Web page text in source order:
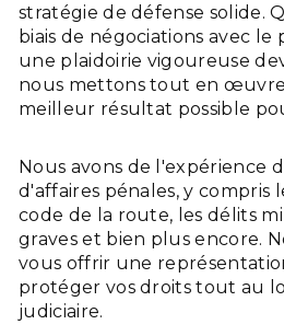
stratégie de défense solide.
biais de négociations avec
une plaidoirie vigoureuse
nous mettons tout en
meilleur résultat possible
Nous avons de l'expérience
d'affaires pénales, y compris
code de la route, les délits
graves et bien plus encore.
vous offrir une
protéger vos droits tout au
judiciaire.